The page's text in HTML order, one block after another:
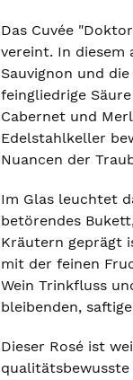
Das Cuvée
vereint. In diesem
Sauvignon und
feingliedrige
Cabernet und
Edelstahlkeller
Nuancen der
Im Glas leuchtet
betörendes
Kräutern geprägt
mit der feinen
Wein Trinkfluss
bleibenden,
Dieser Rosé ist